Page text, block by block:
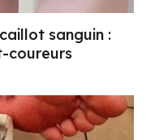
sanguin :
coureurs